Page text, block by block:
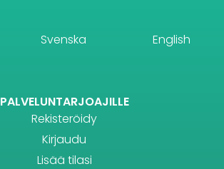
Svenska English
PALVELUNTARJOAJILLE
Rekisteröidy
Kirjaudu
Lisää tilasi